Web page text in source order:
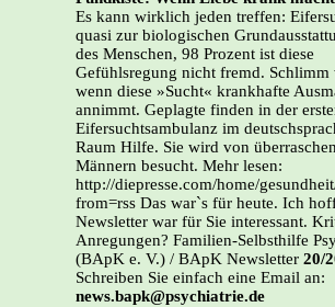
Es kann wirklich jeden treffen:
quasi zur biologischen
des Menschen, 98 Prozent ist diese
Gefühlsregung nicht fremd. Schlimm
wenn diese »Sucht« krankhafte
annimmt. Geplagte finden in der
Eifersuchtsambulanz im
Raum Hilfe. Sie wird von
Männern besucht. Mehr lesen:
http://diepresse.com/home/
from=rss Das war`s für heute. Ich
Newsletter war für Sie interessant.
Anregungen? Familien-Selbsthilfe
(BApK e. V.) / BApK Newsletter 20/
Schreiben Sie einfach eine Email an:
news.bapk@psychiatrie.de